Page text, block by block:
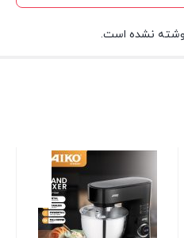
نشده است.